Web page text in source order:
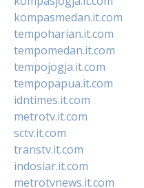
kompasmedan.it.com
tempoharian.it.com
tempomedan.it.com
tempojogja.it.com
tempopapua.it.com
idntimes.it.com
metrotv.it.com
sctv.it.com
transtv.it.com
indosiar.it.com
metrotvnews.it.com